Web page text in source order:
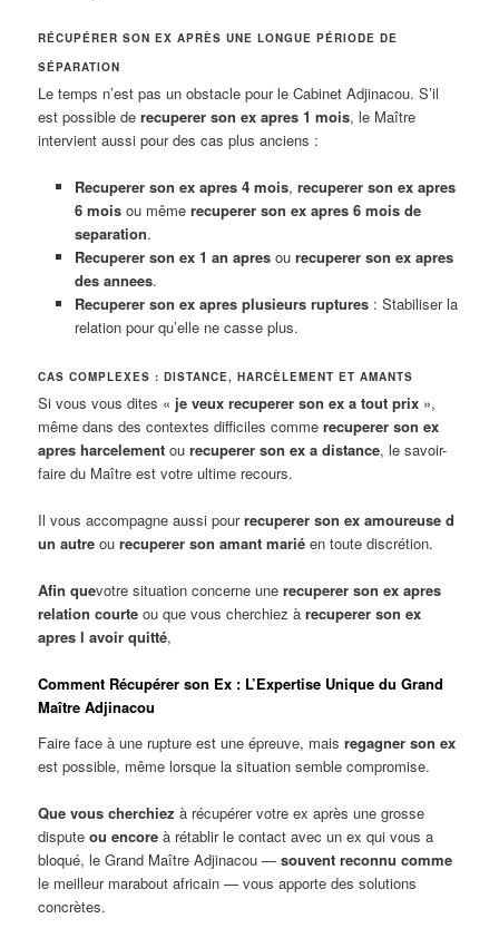
RÉCUPÉRER SON EX APRÈS UNE LONGUE PÉRIODE DE
SÉPARATION
Le temps n’est pas un obstacle pour le Cabinet Adjinacou. S’il
est possible derecuperer son ex apres 1 mois, le Maître
intervient aussi pour des cas plus anciens :
Recuperer son ex apres 4 mois, recuperer son ex apres
6 moisou même recuperer son ex apres 6 mois de
separation.
Recuperer son ex 1 an apresou recuperer son ex apres
des annees.
Recuperer son ex apres plusieurs ruptures: Stabiliser la
relation pour qu’elle ne casse plus.
CAS COMPLEXES : DISTANCE, HARCÈLEMENT ET AMANTS
Si vous vous dites « je veux recuperer son ex a tout prix »,
même dans des contextes difficiles commerecuperer son ex
apres harcelement ourecuperer son ex a distance, le savoir-
faire du Maître est votre ultime recours.
Il vous accompagne aussi pourrecuperer son ex amoureuse d
un autre ourecuperer son amant marié en toute discrétion.
Afin quevotre situation concerne unerecuperer son ex apres
relation courte ou que vous cherchiez àrecuperer son ex
apres l avoir quitté,
Comment Récupérer son Ex : L’Expertise Unique du Grand
Maître Adjinacou
Faire face à une rupture est une épreuve, maisregagner son ex
est possible, même lorsque la situation semble compromise.
Que vous cherchiez à récupérer votre ex après une grosse
disputeou encore à rétablir le contact avec un ex qui vous a
bloqué, le Grand Maître Adjinacou —souvent reconnu comme
le meilleur marabout africain — vous apporte des solutions
concrètes.